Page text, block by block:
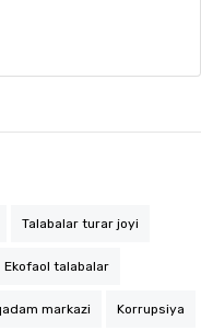
ishtirok etdi
Talabalar turar joyi
Ekofaol talabalar
markazi Korrupsiya